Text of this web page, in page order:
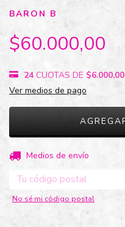
BARON B
$60.000,00
24 CUOTAS DE $6.000,00
Ver medios de pago
Entregas para el CP:
Medios de envío
No sé mi código postal